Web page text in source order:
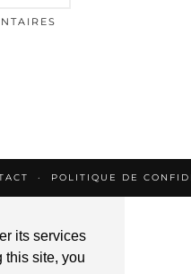
its services
this site, you
POLITIQUE DE